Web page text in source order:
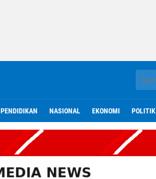
PENDIDIKAN NASIONAL EKONOMI POLITIK